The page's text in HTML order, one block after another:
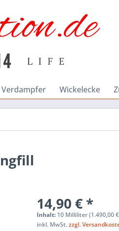
Verdampfer Wickelecke
14,90 € *
Inhalt: 10 Milliliter (1.490,00
inkl. MwSt.zzgl.